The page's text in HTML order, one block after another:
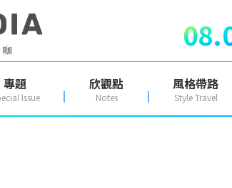
專題
Issue
欣觀點
Notes
風格帶路
Style Travel